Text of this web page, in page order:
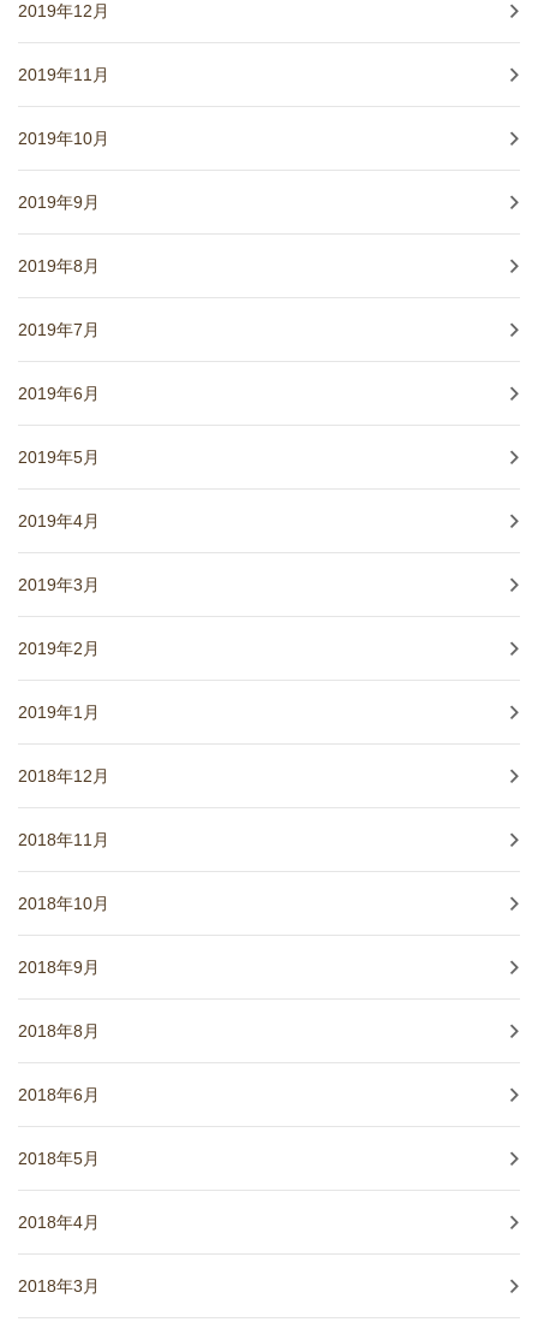
2019年12月
2019年11月
2019年10月
2019年9月
2019年8月
2019年7月
2019年6月
2019年5月
2019年4月
2019年3月
2019年2月
2019年1月
2018年12月
2018年11月
2018年10月
2018年9月
2018年8月
2018年6月
2018年5月
2018年4月
2018年3月